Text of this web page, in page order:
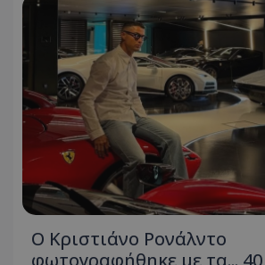
Ο Κριστιάνο Ρονάλντο